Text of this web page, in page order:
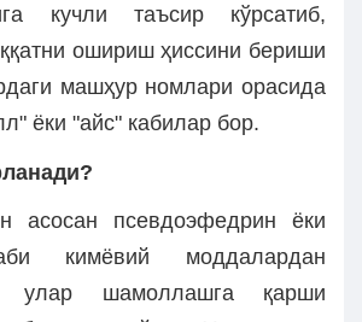
кучли таъсир кўрсатиб,
ошириш ҳиссини бериши
машҳур номлари орасида
ёки "айс" кабилар бор.
асосан псевдоэфедрин ёки
кимёвий моддалардан
улар шамоллашга қарши